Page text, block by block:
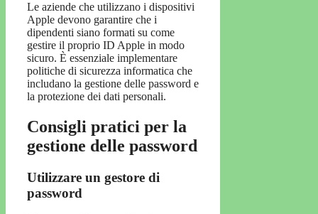
Le aziende che utilizzano i dispositivi
Apple devono garantire che i
dipendenti siano formati su come
gestire il proprio ID Apple in modo
sicuro. È essenziale implementare
politiche di sicurezza informatica che
includano la gestione delle password e
la protezione dei dati personali.
Consigli pratici per la
gestione delle password
Utilizzare un gestore di
password